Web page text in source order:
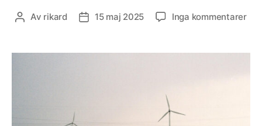
Inläggsförfattare
Av rikard Inläggsdatum
15 maj 2025 Inga kommentarertill
nu